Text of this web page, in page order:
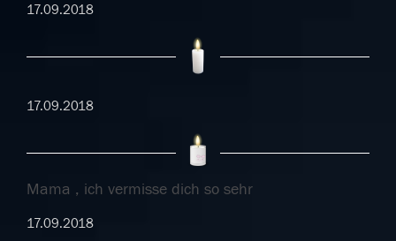
17.09.2018
17.09.2018
Mama , ich vermisse dich so sehr
17.09.2018